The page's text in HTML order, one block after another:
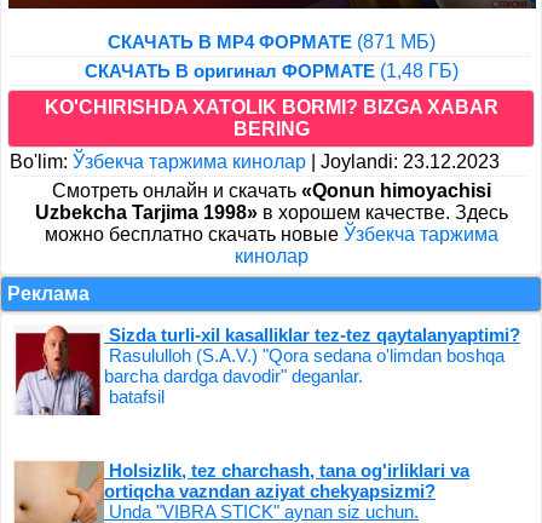
СКАЧАТЬ В MP4 ФОРМАТЕ(871 МБ)
СКАЧАТЬ В оригинал ФОРМАТЕ(1,48 ГБ)
KO'CHIRISHDA XATOLIK BORMI? BIZGA XABAR
BERING
Bo'lim: Ўзбекча таржима кинолар
Joylandi: 23.12.2023
Cмотреть онлайн и скачать «Qonun himoyachisi
Uzbekcha Tarjima 1998»в хорошем качестве. Здесь
можно бесплатно скачать новые Ўзбекча таржима
кинолар
Реклама
Sizda turli-xil kasalliklar tez-tez qaytalanyaptimi?
Rasululloh (S.A.V.) "Qora sedana o'limdan boshqa
barcha dardga davodir" deganlar.
batafsil
Holsizlik, tez charchash, tana og'irliklari va
ortiqcha vazndan aziyat chekyapsizmi?
Unda "VIBRA STICK" aynan siz uchun.